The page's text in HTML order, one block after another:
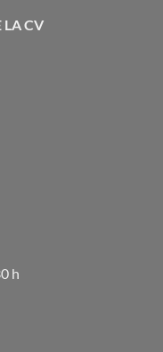
LA CV
h